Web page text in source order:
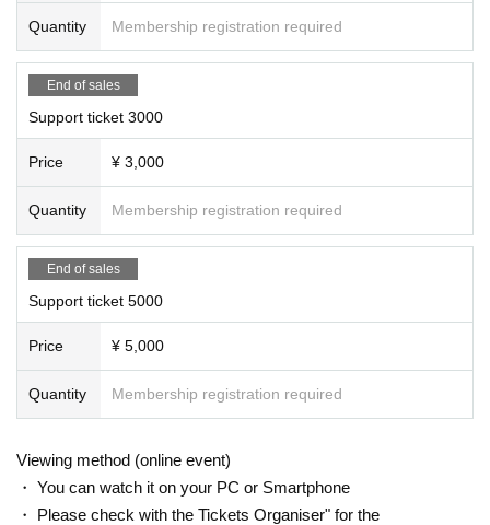
Quantity Membership registration required
End of sales
Support ticket 3000
Price ¥ 3,000
Quantity Membership registration required
End of sales
Support ticket 5000
Price ¥ 5,000
Quantity Membership registration required
Viewing method (online event)
・ You can watch it on your PC or Smartphone
・ Please check with the Tickets Organiser" for the